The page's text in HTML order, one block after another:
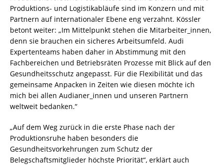
Produktions- und Logistikabläufe sind im Konzern und mit
Partnern auf internationaler Ebene eng verzahnt. Kössler
betont weiter: „Im Mittelpunkt stehen die Mitarbeiter_innen,
denn sie brauchen ein sicheres Arbeitsumfeld. Audi
Expertenteams haben daher in Abstimmung mit den
Fachbereichen und Betriebsräten Prozesse mit Blick auf den
Gesundheitsschutz angepasst. Für die Flexibilität und das
gemeinsame Anpacken in Zeiten wie diesen möchte ich
mich bei allen Audianer_innen und unseren Partnern
weltweit bedanken.“
„Auf dem Weg zurück in die erste Phase nach der
Produktionsruhe haben besonders die
Gesundheitsvorkehrungen zum Schutz der
Belegschaftsmitglieder höchste Priorität“, erklärt auch